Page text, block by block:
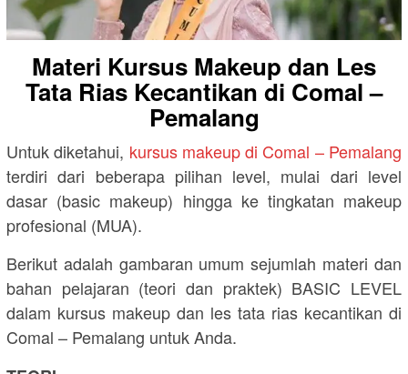
Materi Kursus Makeup dan Les
Tata Rias Kecantikan di Comal –
Pemalang
Untuk diketahui, kursus makeup di Comal – Pemalang
terdiri dari beberapa pilihan level, mulai dari level
dasar (basic makeup) hingga ke tingkatan makeup
profesional (MUA).
Berikut adalah gambaran umum sejumlah materi dan
bahan pelajaran (teori dan praktek) BASIC LEVEL
dalam kursus makeup dan les tata rias kecantikan di
Comal – Pemalang untuk Anda.